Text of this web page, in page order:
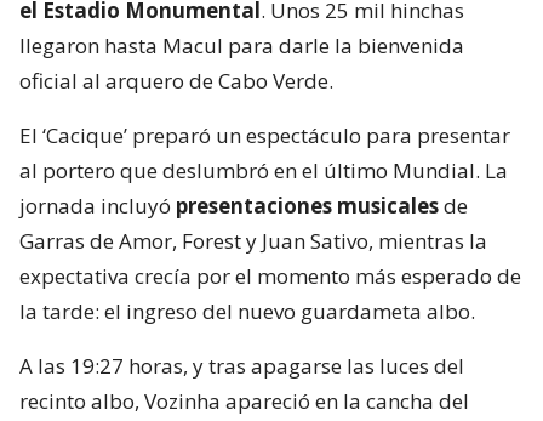
el Estadio Monumental. Unos 25 mil hinchas
llegaron hasta Macul para darle la bienvenida
oficial al arquero de Cabo Verde.
El ‘Cacique’ preparó un espectáculo para presentar
al portero que deslumbró en el último Mundial. La
jornada incluyó presentaciones musicalesde
Garras de Amor, Forest y Juan Sativo, mientras la
expectativa crecía por el momento más esperado de
la tarde: el ingreso del nuevo guardameta albo.
A las 19:27 horas, y tras apagarse las luces del
recinto albo, Vozinha apareció en la cancha del